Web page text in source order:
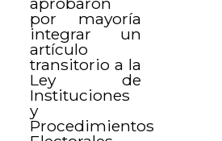
por mayoría
integrar un
artículo
transitorio a la
Ley de
Instituciones
y
Procedimientos